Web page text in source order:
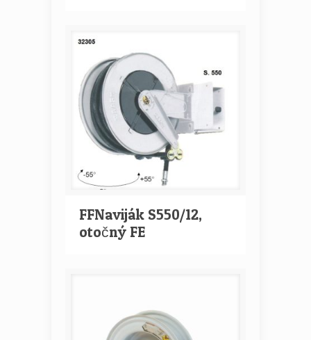
FFNaviják S550/12,
otočný FE